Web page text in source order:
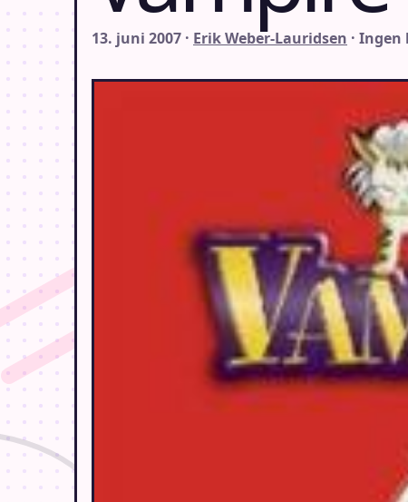
13. juni 2007 · Erik Weber-Lauridsen ·